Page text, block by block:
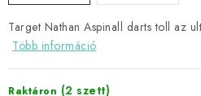
Target Nathan Aspinall darts toll az
Több információ
Raktáron (2 szett)